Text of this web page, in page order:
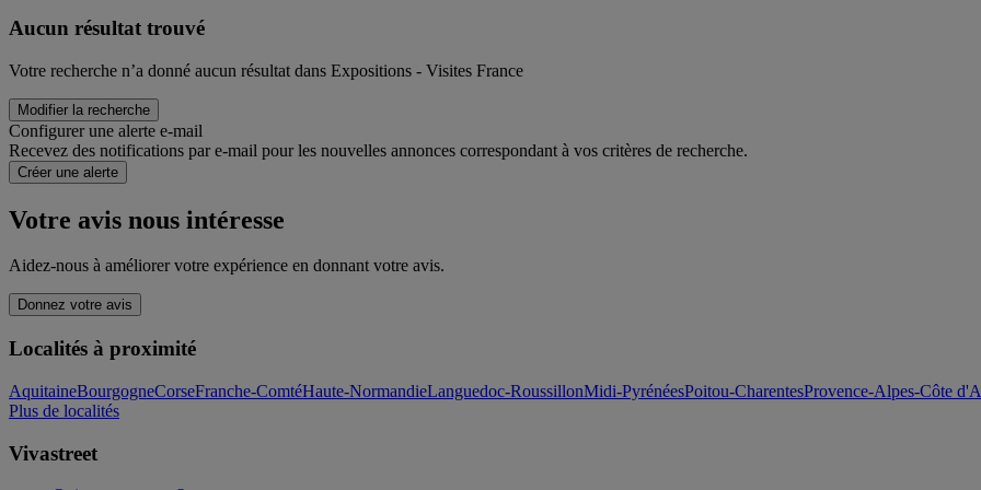
Aucun résultat trouvé
Votre recherche n’a donné aucun résultat dans Expositions - Visites France
Modifier la recherche
Configurer une alerte e-mail
Recevez des notifications par e-mail pour les nouvelles annonces correspondant à vos critères de recherche.
Créer une alerte
Votre avis nous intéresse
Aidez-nous à améliorer votre expérience en donnant votre avis.
Donnez votre avis
Localités à proximité
AquitaineBourgogneCorseFranche-ComtéHaute-NormandieLanguedoc-RoussillonMidi-PyrénéesPoitou-CharentesProvence-Alpes-Côte
Plus de localités
Vivastreet